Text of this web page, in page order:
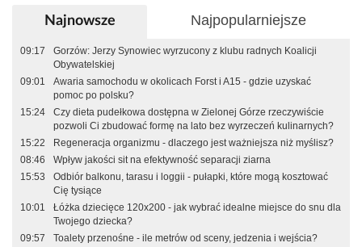
Najnowsze Najpopularniejsze
09:17
Gorzów: Jerzy Synowiec wyrzucony z klubu radnych Koalicji
Obywatelskiej
09:01
Awaria samochodu w okolicach Forst i A15 - gdzie uzyskać
pomoc po polsku?
15:24
Czy dieta pudełkowa dostępna w Zielonej Górze rzeczywiście
pozwoli Ci zbudować formę na lato bez wyrzeczeń kulinarnych?
15:22
Regeneracja organizmu - dlaczego jest ważniejsza niż myślisz?
08:46
Wpływ jakości sit na efektywność separacji ziarna
15:53
Odbiór balkonu, tarasu i loggii - pułapki, które mogą kosztować
Cię tysiące
10:01
Łóżka dziecięce 120x200 - jak wybrać idealne miejsce do snu dla
Twojego dziecka?
09:57
Toalety przenośne - ile metrów od sceny, jedzenia i wejścia?